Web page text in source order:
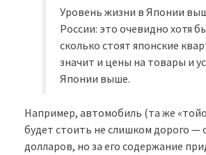
Уровень жизни в Японии
России: это очевидно хотя
сколько стоят японские
значит и цены на товары и
Японии выше.
Например, автомобиль (та же
будет стоить не слишком дорого —
долларов, но за его содержание